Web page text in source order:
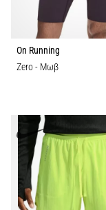
συχνό…
Εμφάνιση
άρθρων
On Running
Zero- Μωβ